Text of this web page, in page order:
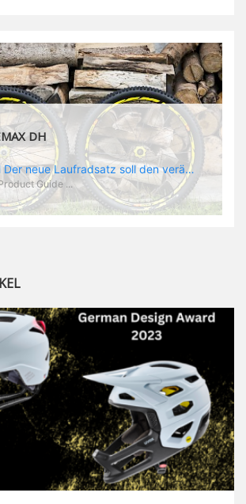
DH
Deemax DH Der neue Laufradsatz soll den veränderten Ansprüchen im Downhill Einsatz gerecht werden: die Geschwindigkeiten werden immer höher, die Kräfte, die aufs Material wirken ebenfalls. Damit steigen natürlich auch die Ansprüche der Fahrer ans Material. Das einzige, was eventuell niedriger wird, ist der Reifendruck. Somit ergibt sich der Anforderungskatalog an das Deemax-Update. Hier ist das Ergebnis: - der Laufradsatz bekam eine neue Felge mit 28 mm Innenbreite. Laut Scott Sharples ist das der beste Kompromiss aus Stabilität, Gewicht und Steifigkeit, vor allem aber passt diese Breite am besten zu den Reifen, die aktuell auf dem Markt sind und im Renneinsatz gefahren werden. Es gehe auch breite und schmaler, 28 mm hätten sich aber im Test als Optimum herausgestellt. - mit einem 4D-Fertigungsprozess wurde die Materialverteilung optimiert: Stabilität dort, wo sie erforderlich ist, Gewichtsersparnis da, wo es Sinn macht. Somit gibt Mavic eine GGewichtsersparnis von 15 % an, ohne an Stabilität einzubüßen - neue, ultraleichte „double butted“ Speichen und ein super effizienter Freilauf - Mavics bewährtes UST System für perfekte Kompatibilität mit Tubeless Reifen - Gewicht (Laufradset): 1944 g)
Guide ...